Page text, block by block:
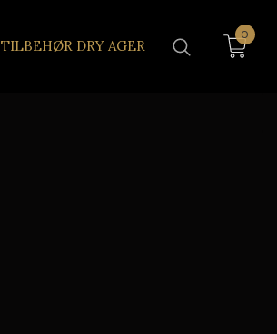
TILBEHØR DRY AGER
0